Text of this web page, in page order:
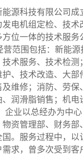
源科技有限公司成
电机组定检、技术
位一体的技术服务
营范围包括：新能
术服务、技术检测
、技术改造、大部
维修；消防、劳保
润滑脂销售；机电
企业以总经办为中
资管理部、财务部
。服务过程中，以
求，曾多次受到客